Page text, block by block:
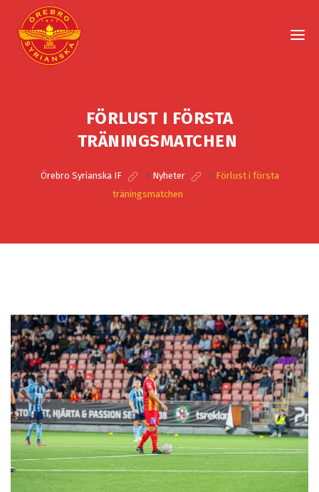
FÖRLUST I FÖRSTA
TRÄNINGSMATCHEN
Örebro Syrianska IF > Nyheter > Förlust i första
träningsmatchen